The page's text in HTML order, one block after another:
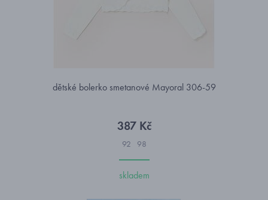
dětské bolerko smetanové Mayoral 306-59
387 Kč
92 98
skladem